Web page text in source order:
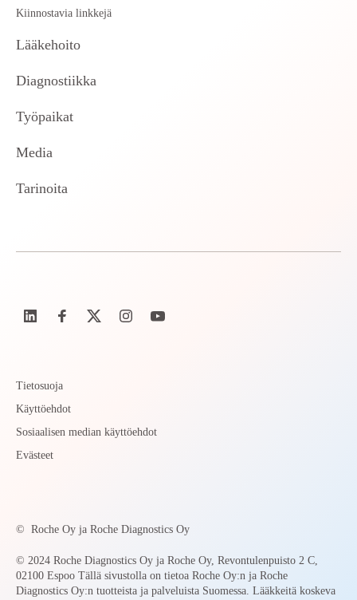
Kiinnostavia linkkejä
Lääkehoito
Diagnostiikka
Työpaikat
Media
Tarinoita
Tietosuoja
Käyttöehdot
Sosiaalisen median käyttöehdot
Evästeet
© Roche Oy ja Roche Diagnostics Oy
© 2024 Roche Diagnostics Oy ja Roche Oy, Revontulenpuisto 2 C,
02100 Espoo Tällä sivustolla on tietoa Roche Oy:n ja Roche
Diagnostics Oy:n tuotteista ja palveluista Suomessa. Lääkkeitä koskeva